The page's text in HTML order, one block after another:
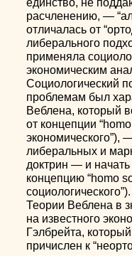
единство, не
расчленению, —
отличалась от
либерального
применяла
экономическим
Социологический
проблемам был
Веблена, который
от концепции
экономического”),
либеральных и
доктрин — и
концепцию “homo
социологического”).
Теории Веблена в
на известного
Гэлбрейта,
причислен к